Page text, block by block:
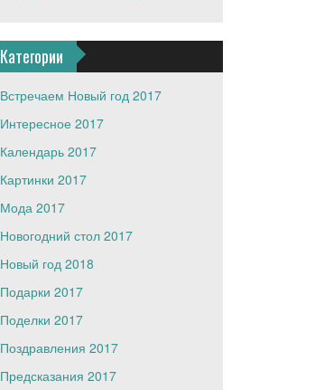
Категории
Встречаем Новый год 2017
Интересное 2017
Календарь 2017
Картинки 2017
Мода 2017
Новогодний стол 2017
Новый год 2018
Подарки 2017
Поделки 2017
Поздравления 2017
Предсказания 2017